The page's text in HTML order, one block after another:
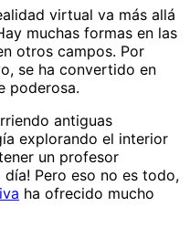
virtual va más allá
muchas formas en las
otros campos. Por
se ha convertido en
poderosa.
antiguas
explorando el interior
un profesor
Pero eso no es todo,
ha ofrecido mucho